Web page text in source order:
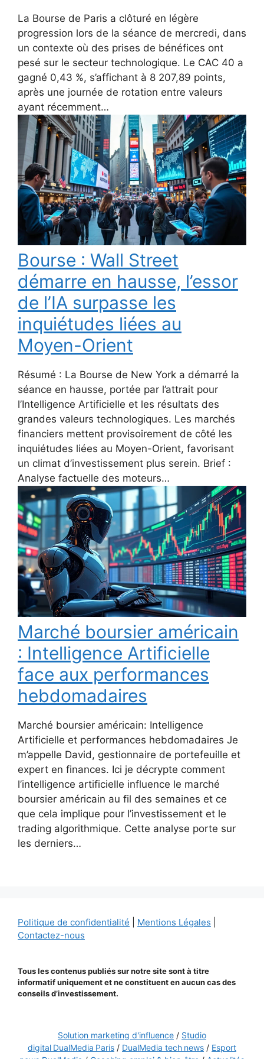
La Bourse de Paris a clôturé en légère
progression lors de la séance de mercredi, dans
un contexte où des prises de bénéfices ont
pesé sur le secteur technologique. Le CAC 40 a
gagné 0,43 %, s’affichant à 8 207,89 points,
après une journée de rotation entre valeurs
ayant récemment…
Bourse : Wall Street
démarre en hausse, l’essor
de l’IA surpasse les
inquiétudes liées au
Moyen-Orient
Résumé : La Bourse de New York a démarré la
séance en hausse, portée par l’attrait pour
l’Intelligence Artificielle et les résultats des
grandes valeurs technologiques. Les marchés
financiers mettent provisoirement de côté les
inquiétudes liées au Moyen-Orient, favorisant
un climat d’investissement plus serein. Brief :
Analyse factuelle des moteurs…
Marché boursier américain
: Intelligence Artificielle
face aux performances
hebdomadaires
Marché boursier américain: Intelligence
Artificielle et performances hebdomadaires Je
m’appelle David, gestionnaire de portefeuille et
expert en finances. Ici je décrypte comment
l’intelligence artificielle influence le marché
boursier américain au fil des semaines et ce
que cela implique pour l’investissement et le
trading algorithmique. Cette analyse porte sur
les derniers…
Politique de confidentialité Mentions Légales
Contactez-nous
Tous les contenus publiés sur notre site sont à titre
informatif uniquement et ne constituent en aucun cas des
conseils d’investissement.
Solution marketing d'influence / Studio
digital DualMedia Paris / DualMedia tech news / Esport